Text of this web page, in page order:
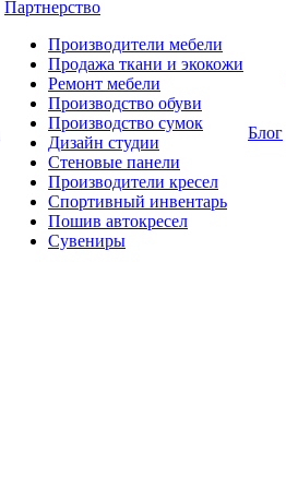
Партнерство
Производители мебели
Продажа ткани и экокожи
Ремонт мебели
Производство обуви
Производство сумок
Дизайн студии
Стеновые панели
Производители кресел
Спортивный инвентарь
Пошив автокресел
Сувениры
Блог